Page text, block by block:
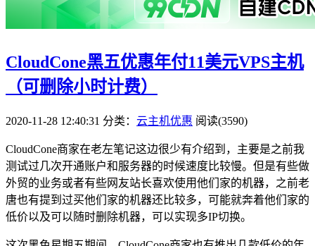
CloudCone黑五优惠年付11美元VPS主机
（可删除小时计费）
2020-11-28 12:40:31 分类： 云主机优惠 阅读(3590)
CloudCone商家在老左笔记这边很少有介绍到，主要是之前我
测试过几次开通账户和服务器的时候速度比较慢。但是有些做
外贸的业务或者有些网友站长喜欢使用他们家的机器，之前老
唐也有提到过买他们家的机器还比较多，可能就奔着他们家的
低价以及可以随时删除机器，可以实现多IP切换。